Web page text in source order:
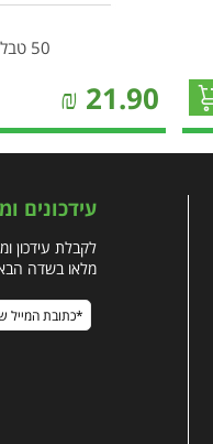
50 טבליות
21.90
₪
עידכונים
לקבלת עידכון
מלאו בשדה